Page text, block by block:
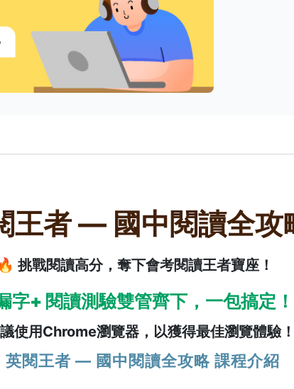
王者 — 國中閱讀全攻
挑戰閱讀高分，奪下會考閱讀王者寶座！
字+ 閱讀測驗雙管齊下，一包搞定！
使用Chrome瀏覽器，以獲得最佳瀏覽體驗！
英閱王者 — 國中閱讀全攻略 課程介紹